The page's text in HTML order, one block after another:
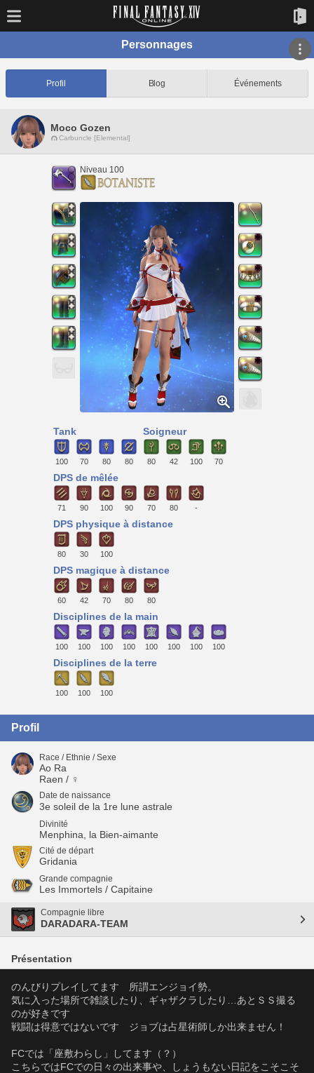
Personnages
Profil Blog Événements
Moco Gozen
Carbuncle [Elemental]
Niveau 100
Tank
100 70 80 80
Soigneur
80 42 100 70
DPS de mêlée
71 90 100 90 70 80 -
DPS physique à distance
80 30 100
DPS magique à distance
60 42 70 80 80
Disciplines de la main
100 100 100 100 100 100 100 100
Disciplines de la terre
100 100 100
Profil
Race / Ethnie / Sexe
Ao Ra
Raen / ♀
Date de naissance
3e soleil de la 1re lune astrale
Divinité
Menphina, la Bien-aimante
Cité de départ
Gridania
Grande compagnie
Les Immortels / Capitaine
Compagnie libre
DARADARA-TEAM
Présentation
のんびりプレイしてます　所謂エンジョイ勢。
気に入った場所で雑談したり、ギャザクラしたり…あとＳＳ撮る
のが好きです
戦闘は得意ではないです　ジョブは占星術師しか出来ません！
FCでは「座敷わらし」してます（？）
こちらではFCでの日々の出来事や、しょうもない日記をこそこそ